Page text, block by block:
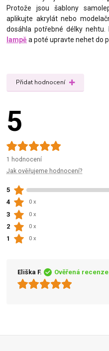
Protože jsou šablony
aplikujte akrylát nebo
dosáhla potřebné délky nehtu.
lampěa poté upravte nehet do
Přidat hodnocení
5
1 hodnocení
Jak ověřujeme hodnocení?
5
4 0 x
3 0 x
2 0 x
1 0 x
Eliška F. Ověřená recenze